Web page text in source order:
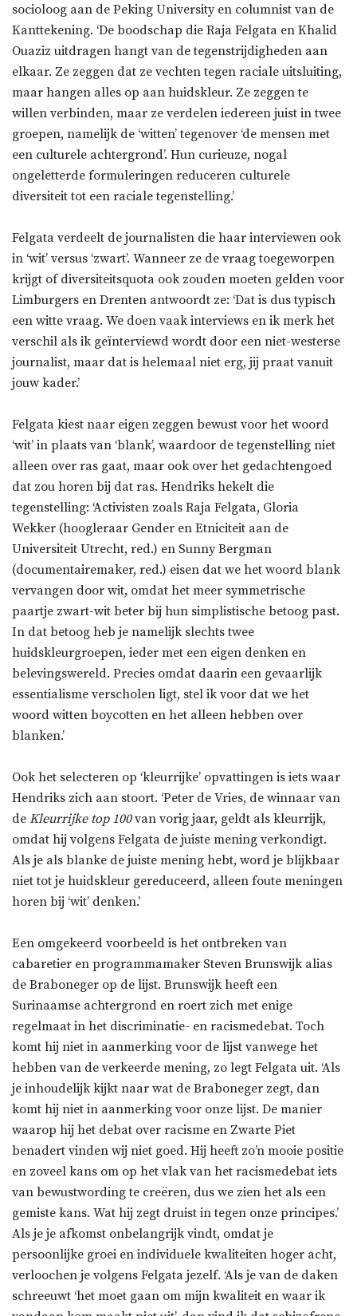
socioloog aan de Peking University en columnist van de
Kanttekening. ‘De boodschap die Raja Felgata en Khalid
Ouaziz uitdragen hangt van de tegenstrijdigheden aan
elkaar. Ze zeggen dat ze vechten tegen raciale uitsluiting,
maar hangen alles op aan huidskleur. Ze zeggen te
willen verbinden, maar ze verdelen iedereen juist in twee
groepen, namelijk de ‘witten’ tegenover ‘de mensen met
een culturele achtergrond’. Hun curieuze, nogal
ongeletterde formuleringen reduceren culturele
diversiteit tot een raciale tegenstelling.’
Felgata verdeelt de journalisten die haar interviewen ook
in ‘wit’ versus ‘zwart’. Wanneer ze de vraag toegeworpen
krijgt of diversiteitsquota ook zouden moeten gelden voor
Limburgers en Drenten antwoordt ze: ‘Dat is dus typisch
een witte vraag. We doen vaak interviews en ik merk het
verschil als ik geïnterviewd wordt door een niet-westerse
journalist, maar dat is helemaal niet erg, jij praat vanuit
jouw kader.’
Felgata kiest naar eigen zeggen bewust voor het woord
‘wit’ in plaats van ‘blank’, waardoor de tegenstelling niet
alleen over ras gaat, maar ook over het gedachtengoed
dat zou horen bij dat ras. Hendriks hekelt die
tegenstelling: ‘Activisten zoals Raja Felgata, Gloria
Wekker (hoogleraar Gender en Etniciteit aan de
Universiteit Utrecht, red.) en Sunny Bergman
(documentairemaker, red.) eisen dat we het woord blank
vervangen door wit, omdat het meer symmetrische
paartje zwart-wit beter bij hun simplistische betoog past.
In dat betoog heb je namelijk slechts twee
huidskleurgroepen, ieder met een eigen denken en
belevingswereld. Precies omdat daarin een gevaarlijk
essentialisme verscholen ligt, stel ik voor dat we het
woord witten boycotten en het alleen hebben over
blanken.’
Ook het selecteren op ‘kleurrijke’ opvattingen is iets waar
Hendriks zich aan stoort. ‘Peter de Vries, de winnaar van
de Kleurrijke top 100van vorig jaar, geldt als kleurrijk,
omdat hij volgens Felgata de juiste mening verkondigt.
Als je als blanke de juiste mening hebt, word je blijkbaar
niet tot je huidskleur gereduceerd, alleen foute meningen
horen bij ‘wit’ denken.’
Een omgekeerd voorbeeld is het ontbreken van
cabaretier en programmamaker Steven Brunswijk alias
de Braboneger op de lijst. Brunswijk heeft een
Surinaamse achtergrond en roert zich met enige
regelmaat in het discriminatie- en racismedebat. Toch
komt hij niet in aanmerking voor de lijst vanwege het
hebben van de verkeerde mening, zo legt Felgata uit. ‘Als
je inhoudelijk kijkt naar wat de Braboneger zegt, dan
komt hij niet in aanmerking voor onze lijst. De manier
waarop hij het debat over racisme en Zwarte Piet
benadert vinden wij niet goed. Hij heeft zo’n mooie positie
en zoveel kans om op het vlak van het racismedebat iets
van bewustwording te creëren, dus we zien het als een
gemiste kans. Wat hij zegt druist in tegen onze principes.’
Als je je afkomst onbelangrijk vindt, omdat je
persoonlijke groei en individuele kwaliteiten hoger acht,
verloochen je volgens Felgata jezelf. ‘Als je van de daken
schreeuwt ‘het moet gaan om mijn kwaliteit en waar ik